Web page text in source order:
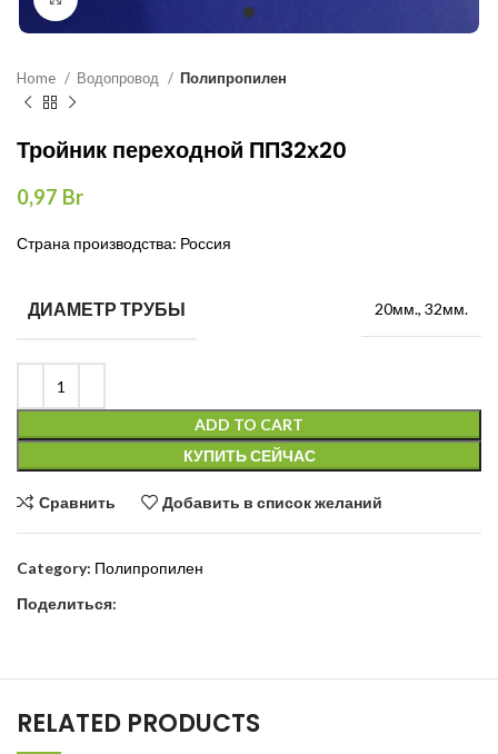
Home Водопровод Полипропилен
Тройник переходной ПП32х20
0,97 Br
Страна производства: Россия
ДИАМЕТР ТРУБЫ 20мм., 32мм.
ADD TO CART
КУПИТЬ СЕЙЧАС
Сравнить Добавить в список желаний
Category: Полипропилен
Поделиться:
RELATED PRODUCTS